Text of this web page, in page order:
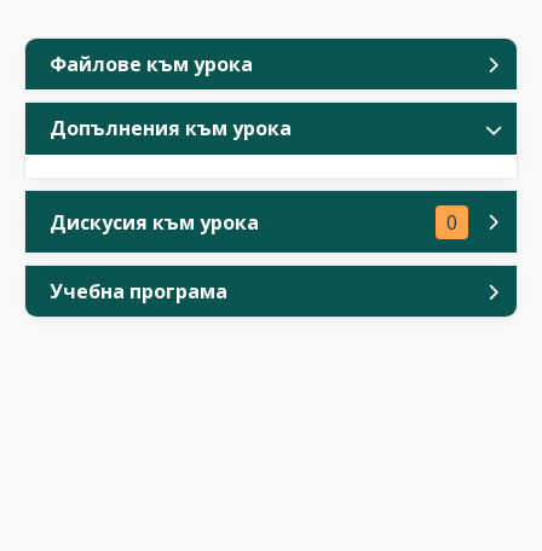
Файлове към урока
Допълнения към урока
Дискусия към урока 0
Учебна програма